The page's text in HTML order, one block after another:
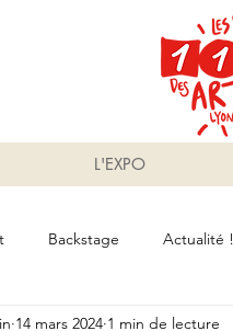
L'EXPO
Backstage Actualité !
14 mars 2024 1 min de lecture